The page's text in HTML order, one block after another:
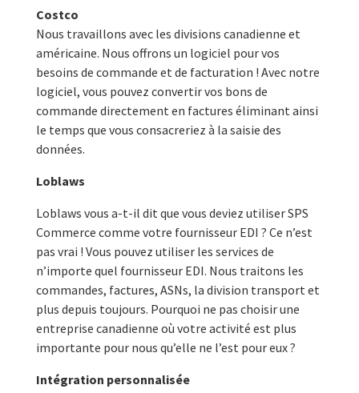
Costco
Nous travaillons avec les divisions canadienne et
américaine. Nous offrons un logiciel pour vos
besoins de commande et de facturation ! Avec notre
logiciel, vous pouvez convertir vos bons de
commande directement en factures éliminant ainsi
le temps que vous consacreriez à la saisie des
données.
Loblaws
Loblaws vous a-t-il dit que vous deviez utiliser SPS
Commerce comme votre fournisseur EDI ? Ce n’est
pas vrai ! Vous pouvez utiliser les services de
n’importe quel fournisseur EDI. Nous traitons les
commandes, factures, ASNs, la division transport et
plus depuis toujours. Pourquoi ne pas choisir une
entreprise canadienne où votre activité est plus
importante pour nous qu’elle ne l’est pour eux ?
Intégration personnalisée